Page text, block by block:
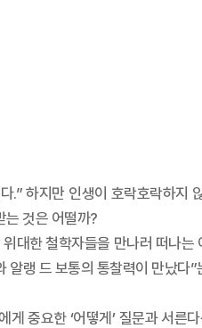
하지만 인생이 호락호락하
는 것은 어떨까?
대한 철학자들을 만나러 떠나
랭 드 보통의 통찰력이 만났다
중요한 ‘어떻게’ 질문과 서른